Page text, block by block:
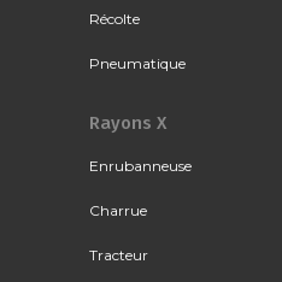
Récolte
Pneumatique
Rayons X
Enrubanneuse
Charrue
Tracteur